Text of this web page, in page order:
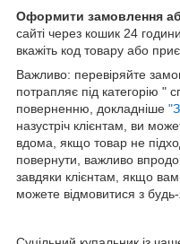
Оформити замовлення
сайті через кошик 24
вкажіть код товару або
Важливо: перевіряйте
потрапляє під категорію "
поверненню, докладніше
назустріч клієнтам, ви
вдома, якщо товар не
повернути, важливо
завдяки клієнтам, якщо
можете відмовитися з будь-